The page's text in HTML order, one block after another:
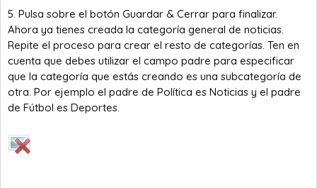
5. Pulsa sobre el botón Guardar & Cerrar para finalizar.
Ahora ya tienes creada la categoría general de noticias.
Repite el proceso para crear el resto de categorías. Ten en
cuenta que debes utilizar el campo padre para especificar
que la categoría que estás creando es una subcategoría de
otra. Por ejemplo el padre de Política es Noticias y el padre
de Fútbol es Deportes.